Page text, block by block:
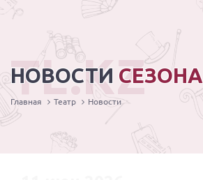
НОВОСТИ СЕЗОНА
TL.KZ
Главная Театр Новости